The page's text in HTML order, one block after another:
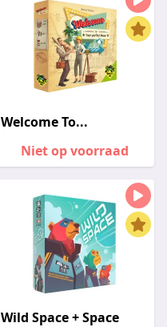
Welcome To...
Niet op voorraad
Wild Space + Space